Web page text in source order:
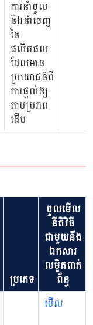
ការនាំចូល
និងនាំចេញ
នៃ
ផលិតផល
ដែលមាន
ប្រយោជន៍ពី
ការផ្តល់ឲ្យ
តាមប្រភព
ដើម
ប្រភេទ
ចូលមើល
នីតិវិធី
ជាមួយនឹង
ឯកសារ
លម្អិតពាក់
ព័ន្ធ
មើល